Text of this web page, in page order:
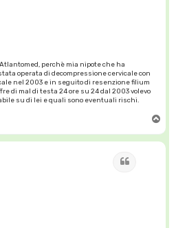
perchè mia nipote che ha
operata di decompressione cervicale con
nel 2003 e in seguito di resenzione filium
di mal di testa 24 ore su 24 dal 2003 volevo
su di lei e quali sono eventuali rischi.
p